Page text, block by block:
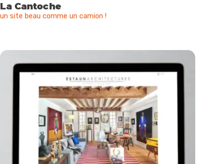
La Cantoche
un site beau comme un camion !